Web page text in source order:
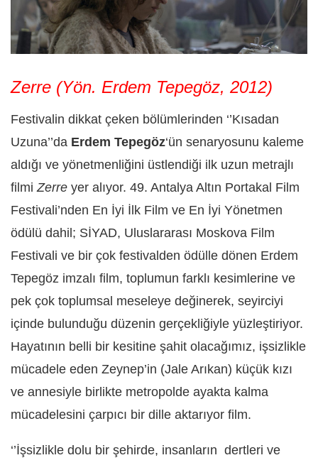
Zerre (Yön. Erdem Tepegöz, 2012)
Festivalin dikkat çeken bölümlerinden ‘’Kısadan
Uzuna’’da Erdem Tepegöz‘ün senaryosunu kaleme
aldığı ve yönetmenliğini üstlendiği ilk uzun metrajlı
filmiZerre yer alıyor. 49. Antalya Altın Portakal Film
Festivali’nden En İyi İlk Film ve En İyi Yönetmen
ödülü dahil; SİYAD, Uluslararası Moskova Film
Festivali ve bir çok festivalden ödülle dönen Erdem
Tepegöz imzalı film, toplumun farklı kesimlerine ve
pek çok toplumsal meseleye değinerek, seyirciyi
içinde bulunduğu düzenin gerçekliğiyle yüzleştiriyor.
Hayatının belli bir kesitine şahit olacağımız, işsizlikle
mücadele eden Zeynep’in (Jale Arıkan) küçük kızı
ve annesiyle birlikte metropolde ayakta kalma
mücadelesini çarpıcı bir dille aktarıyor film.
‘’İşsizlikle dolu bir şehirde, insanların dertleri ve